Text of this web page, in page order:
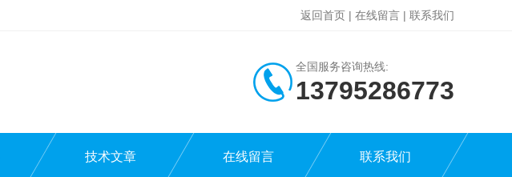
返回首页 | 在线留言 | 联系我们
全国服务咨询热线:
13795286773
技术文章 在线留言 联系我们